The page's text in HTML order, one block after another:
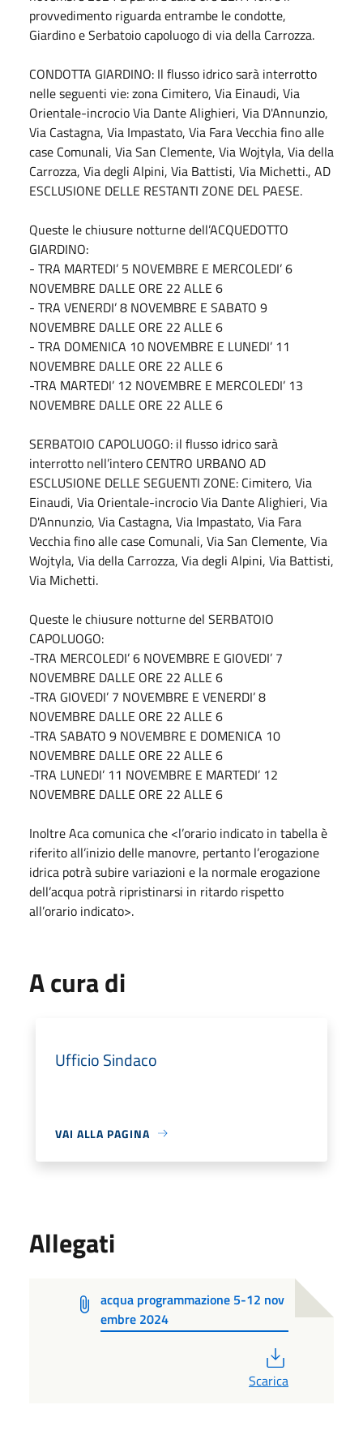
provvedimento riguarda entrambe le condotte,
Giardino e Serbatoio capoluogo di via della Carrozza.
CONDOTTA GIARDINO: Il flusso idrico sarà interrotto
nelle seguenti vie: zona Cimitero, Via Einaudi, Via
Orientale-incrocio Via Dante Alighieri, Via D'Annunzio,
Via Castagna, Via Impastato, Via Fara Vecchia fino alle
case Comunali, Via San Clemente, Via Wojtyla, Via della
Carrozza, Via degli Alpini, Via Battisti, Via Michetti., AD
ESCLUSIONE DELLE RESTANTI ZONE DEL PAESE.
Queste le chiusure notturne dell’ACQUEDOTTO
GIARDINO:
- TRA MARTEDI’ 5 NOVEMBRE E MERCOLEDI’ 6
NOVEMBRE DALLE ORE 22 ALLE 6
- TRA VENERDI’ 8 NOVEMBRE E SABATO 9
NOVEMBRE DALLE ORE 22 ALLE 6
- TRA DOMENICA 10 NOVEMBRE E LUNEDI’ 11
NOVEMBRE DALLE ORE 22 ALLE 6
-TRA MARTEDI’ 12 NOVEMBRE E MERCOLEDI’ 13
NOVEMBRE DALLE ORE 22 ALLE 6
SERBATOIO CAPOLUOGO: il flusso idrico sarà
interrotto nell’intero CENTRO URBANO AD
ESCLUSIONE DELLE SEGUENTI ZONE: Cimitero, Via
Einaudi, Via Orientale-incrocio Via Dante Alighieri, Via
D'Annunzio, Via Castagna, Via Impastato, Via Fara
Vecchia fino alle case Comunali, Via San Clemente, Via
Wojtyla, Via della Carrozza, Via degli Alpini, Via Battisti,
Via Michetti.
Queste le chiusure notturne del SERBATOIO
CAPOLUOGO:
-TRA MERCOLEDI’ 6 NOVEMBRE E GIOVEDI’ 7
NOVEMBRE DALLE ORE 22 ALLE 6
-TRA GIOVEDI’ 7 NOVEMBRE E VENERDI’ 8
NOVEMBRE DALLE ORE 22 ALLE 6
-TRA SABATO 9 NOVEMBRE E DOMENICA 10
NOVEMBRE DALLE ORE 22 ALLE 6
-TRA LUNEDI’ 11 NOVEMBRE E MARTEDI’ 12
NOVEMBRE DALLE ORE 22 ALLE 6
Inoltre Aca comunica che <l’orario indicato in tabella è
riferito all’inizio delle manovre, pertanto l’erogazione
idrica potrà subire variazioni e la normale erogazione
dell’acqua potrà ripristinarsi in ritardo rispetto
all’orario indicato>.
A cura di
Ufficio Sindaco
VAI ALLA PAGINA
Allegati
acqua programmazione 5-12 nov
embre 2024
Scarica